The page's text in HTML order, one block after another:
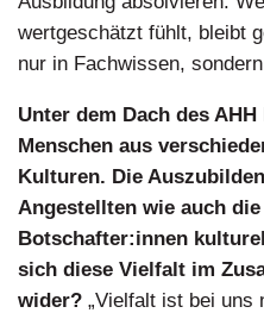
wertgeschätzt fühlt, bleibt
nur in Fachwissen,
Unter dem Dach des
Menschen aus
Kulturen. Die
Angestellten wie auch
Botschafter:innen
sich diese Vielfalt im
wider? „Vielfalt ist bei uns